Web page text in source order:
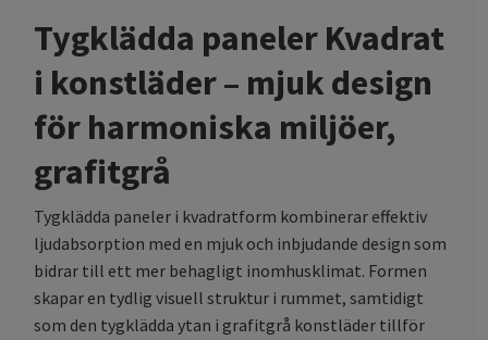
Tygklädda paneler Kvadrat
i konstläder – mjuk design
för harmoniska miljöer,
grafitgrå
Tygklädda paneler i kvadratform kombinerar effektiv
ljudabsorption med en mjuk och inbjudande design som
bidrar till ett mer behagligt inomhusklimat. Formen
skapar en tydlig visuell struktur i rummet, samtidigt
som den tygklädda ytan i grafitgrå konstläder tillför